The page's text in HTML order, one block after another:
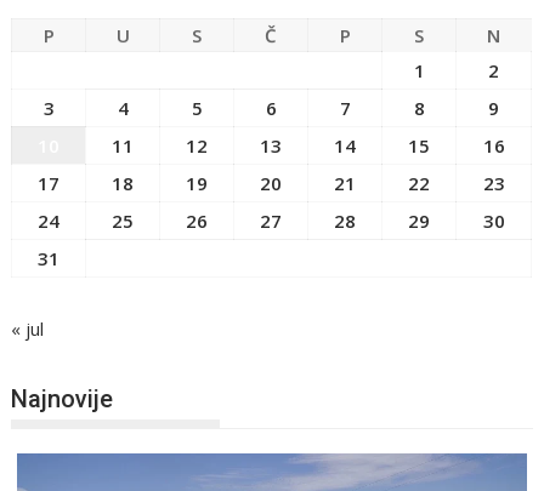
P U S Č P S
N
1
2
3
4 5 6 7 8
9
11 12 13 14 15
16
17
18 19 20 21 22
23
24
25 26 27 28 29
30
31
« jul
Najnovije